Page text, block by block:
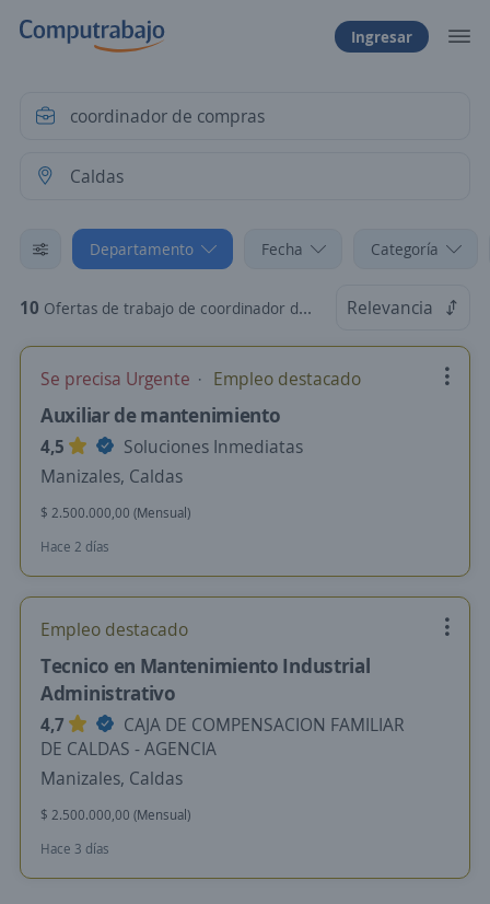
Ingresar
Departamento Fecha Categoría
10 Ofertas de trabajo de coordinador de compras en Caldas Relevancia
Se precisa Urgente Empleo destacado
Auxiliar de mantenimiento
4,5
Soluciones Inmediatas
Manizales, Caldas
$ 2.500.000,00 (Mensual)
Hace 2 días
Empleo destacado
Tecnico en Mantenimiento Industrial
Administrativo
4,7
CAJA DE COMPENSACION FAMILIAR
DE CALDAS - AGENCIA
Manizales, Caldas
$ 2.500.000,00 (Mensual)
Hace 3 días